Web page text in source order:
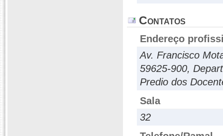
Contatos
Endereço
Av. Francisco
59625-900,
Predio dos
Sala
32